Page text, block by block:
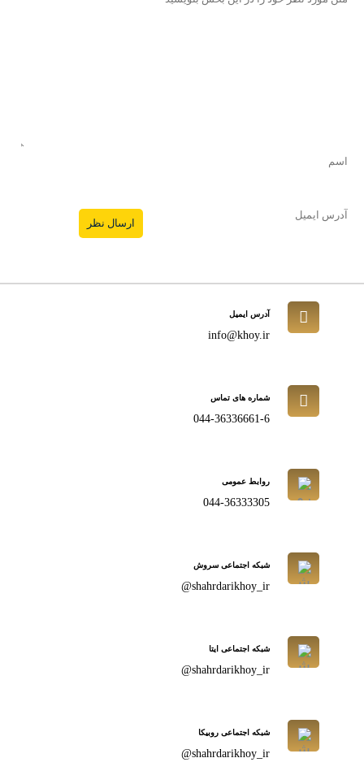
آدرس ایمیل
info@khoy.ir
شماره های تماس
044-36336661-6
روابط عمومی
044-36333305
شبکه اجتماعی سروش
shahrdarikhoy_ir@
شبکه اجتماعی ایتا
shahrdarikhoy_ir@
شبکه اجتماعی روبیکا
shahrdarikhoy_ir@